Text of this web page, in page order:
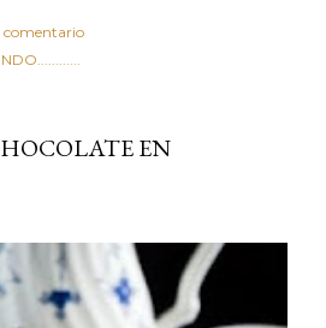
frutos secos fritos o snacks
grasas saturadas y sodio?
Sin embargo, cuidarse no tiene
crujientes al horno van a cambiar
ver las legumbres. Olvídate de
a los guisos tradicionales y
un ingrediente tan
de La Bañeza en un snack ligero,
y 100% natural. Es el
comentario
EN